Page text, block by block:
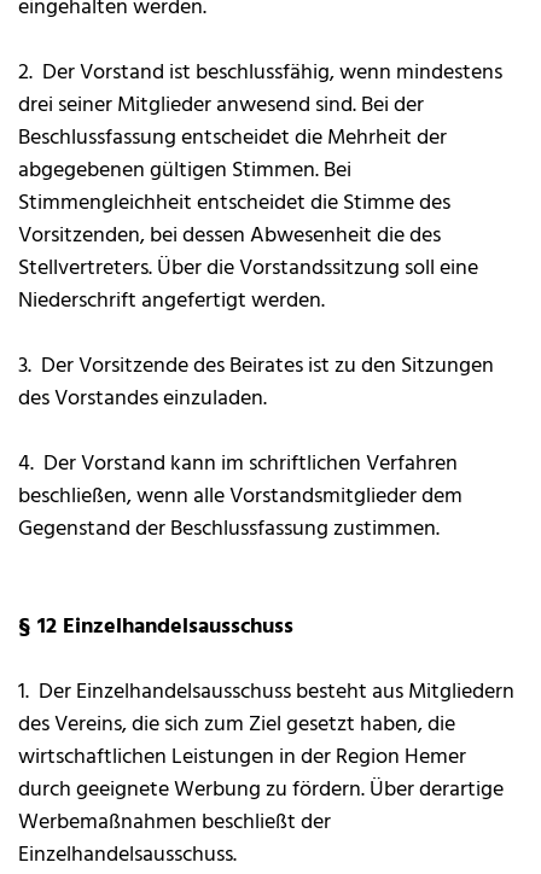
eingehalten werden.
2. Der Vorstand ist beschlussfähig, wenn mindestens
drei seiner Mitglieder anwesend sind. Bei der
Beschlussfassung entscheidet die Mehrheit der
abgegebenen gültigen Stimmen. Bei
Stimmengleichheit entscheidet die Stimme des
Vorsitzenden, bei dessen Abwesenheit die des
Stellvertreters. Über die Vorstandssitzung soll eine
Niederschrift angefertigt werden.
3. Der Vorsitzende des Beirates ist zu den Sitzungen
des Vorstandes einzuladen.
4. Der Vorstand kann im schriftlichen Verfahren
beschließen, wenn alle Vorstandsmitglieder dem
Gegenstand der Beschlussfassung zustimmen.
§ 12 Einzelhandelsausschuss
1. Der Einzelhandelsausschuss besteht aus Mitgliedern
des Vereins, die sich zum Ziel gesetzt haben, die
wirtschaftlichen Leistungen in der Region Hemer
durch geeignete Werbung zu fördern. Über derartige
Werbemaßnahmen beschließt der
Einzelhandelsausschuss.